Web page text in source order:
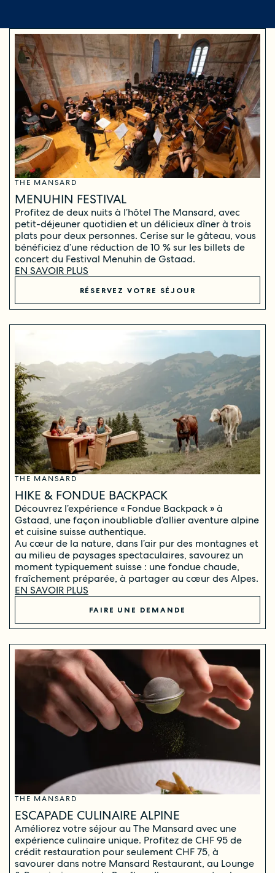
THE MANSARD
MENUHIN FESTIVAL
Profitez de deux nuits à l’hôtel The Mansard, avec
petit-déjeuner quotidien et un délicieux dîner à trois
plats pour deux personnes. Cerise sur le gâteau, vous
bénéficiez d’une réduction de 10 % sur les billets de
concert du Festival Menuhin de Gstaad.
EN SAVOIR PLUS
RÉSERVEZ VOTRE SÉJOUR
THE MANSARD
HIKE & FONDUE BACKPACK
Découvrez l’expérience « Fondue Backpack » à
Gstaad, une façon inoubliable d’allier aventure alpine
et cuisine suisse authentique.
Au cœur de la nature, dans l’air pur des montagnes et
au milieu de paysages spectaculaires, savourez un
moment typiquement suisse : une fondue chaude,
fraîchement préparée, à partager au cœur des Alpes.
EN SAVOIR PLUS
FAIRE UNE DEMANDE
THE MANSARD
ESCAPADE CULINAIRE ALPINE
Améliorez votre séjour au The Mansard avec une
expérience culinaire unique. Profitez de CHF 95 de
crédit restauration pour seulement CHF 75, à
savourer dans notre Mansard Restaurant, au Lounge